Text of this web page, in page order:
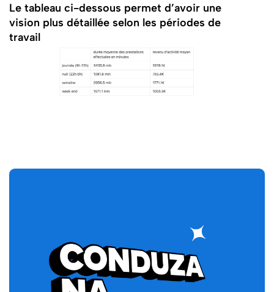
Le tableau ci-dessous permet d’avoir une
vision plus détaillée selon les périodes de
travail